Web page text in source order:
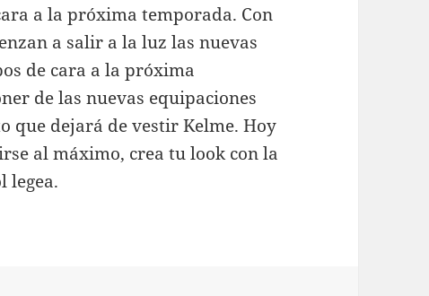
a la próxima temporada. Con
a salir a la luz las nuevas
de cara a la próxima
de las nuevas equipaciones
que dejará de vestir Kelme. Hoy
al máximo, crea tu look con la
legea.